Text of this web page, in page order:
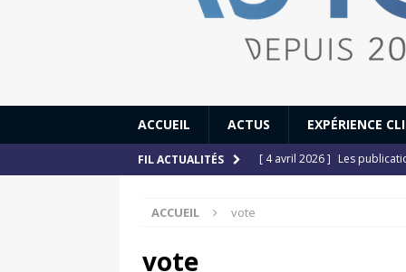
ACCUEIL ACTUS EXPÉRIENCE
FIL ACTUALITÉS [ 4 avril 2026 ] Les
ACCUEIL vote
vote